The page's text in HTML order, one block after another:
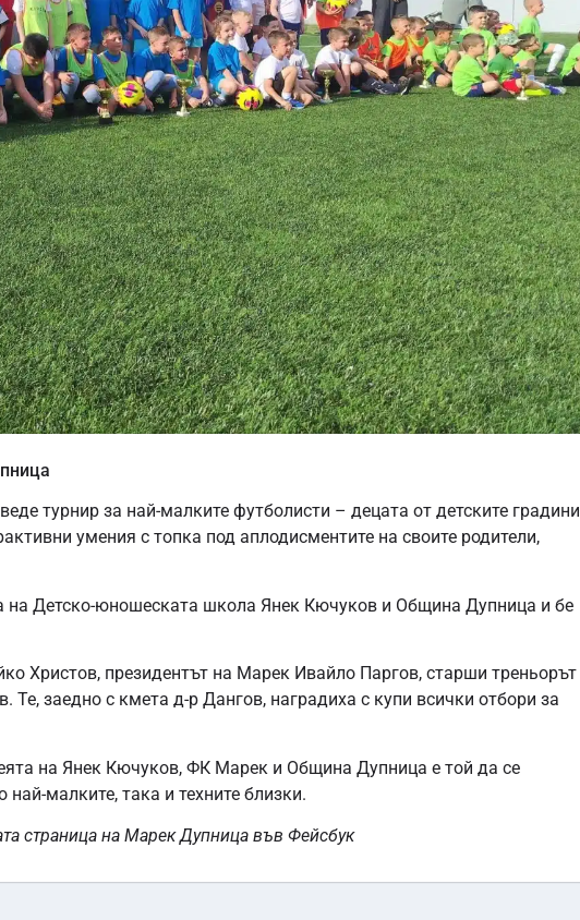
турнир за най-малките футболисти – децата от детските градини
умения с топка под аплодисментите на своите родители,
на Детско-юношеската школа Янек Кючуков и Община Дупница и бе
Христов, президентът на Марек Ивайло Паргов, старши треньорът
заедно с кмета д-р Дангов, наградиха с купи всички отбори за
на Янек Кючуков, ФК Марек и Община Дупница е той да се
малките, така и техните близки.
страница на Марек Дупница във Фейсбук